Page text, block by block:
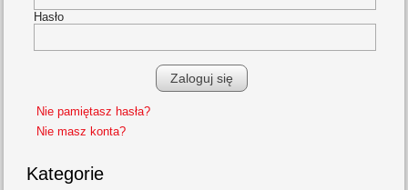
Hasło
Nie pamiętasz hasła?
Nie masz konta?
Kategorie